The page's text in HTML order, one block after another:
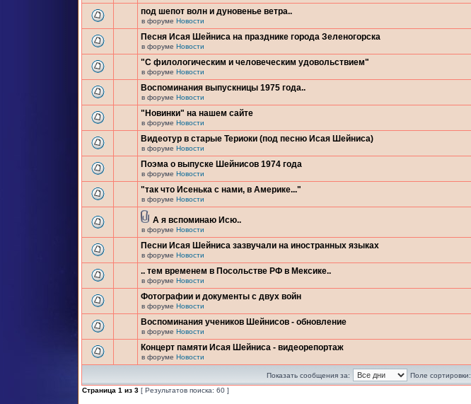
под шепот волн и дуновенье ветра..
в форуме Новости
Песня Исая Шейниса на празднике города Зеленогорска
в форуме Новости
"С филологическим и человеческим удовольствием"
в форуме Новости
Воспоминания выпускницы 1975 года..
в форуме Новости
"Новинки" на нашем сайте
в форуме Новости
Видеотур в старые Териоки (под песню Исая Шейниса)
в форуме Новости
Поэма о выпуске Шейнисов 1974 года
в форуме Новости
"так что Исенька с нами, в Америке..."
в форуме Новости
А я вспоминаю Исю..
в форуме Новости
Песни Исая Шейниса зазвучали на иностранных языках
в форуме Новости
.. тем временем в Посольстве РФ в Мексике..
в форуме Новости
Фотографии и документы с двух войн
в форуме Новости
Воспоминания учеников Шейнисов - обновление
в форуме Новости
Концерт памяти Исая Шейниса - видеорепортаж
в форуме Новости
Показать сообщения за:
Поле сортировки:
Страница 1 из 3 [ Результатов поиска: 60 ]